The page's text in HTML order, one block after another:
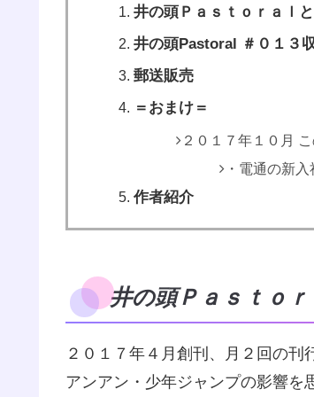
井の頭Ｐａｓｔｏｒａｌ
井の頭Pastoral ＃０１３
郵送販売
＝おまけ＝
２０１７年１０月
・電通の新入
作者紹介
井の頭Ｐａｓｔｏ
２０１７年４月創刊、月２回の刊
アンアン・少年ジャンプの影響を